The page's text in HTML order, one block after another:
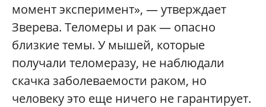
момент эксперимент», — утверждает
Зверева. Теломеры и рак — опасно
близкие темы. У мышей, которые
получали теломеразу, не наблюдали
скачка заболеваемости раком, но
человеку это еще ничего не гарантирует.